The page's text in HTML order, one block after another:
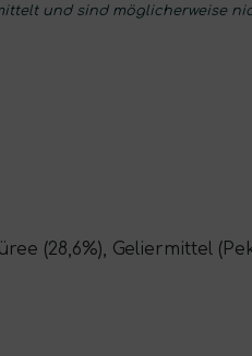
und sind möglicherweise
(28,6%), Geliermittel